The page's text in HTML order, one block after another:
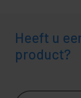
Heeft u
product?